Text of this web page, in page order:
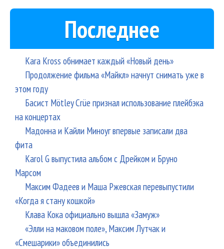
Последнее
Kara Kross обнимает каждый «Новый день»
Продолжение фильма «Майкл» начнут снимать уже в
этом году
Басист Mötley Crüe признал использование плейбэка
на концертах
Мадонна и Кайли Миноуг впервые записали два
фита
Karol G выпустила альбом с Дрейком и Бруно
Марсом
Максим Фадеев и Маша Ржевская перевыпустили
«Когда я стану кошкой»
Клава Кока официально вышла «Замуж»
«Элли на маковом поле», Максим Лутчак и
«Смешарики» объединились